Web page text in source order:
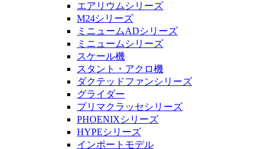
エアリウムシリーズ
M24シリーズ
ミニュームADシリーズ
ミニュームシリーズ
スケール機
スタント・アクロ機
ダクテッドファンシリーズ
グライダー
プリマクラッセシリーズ
PHOENIXシリーズ
HYPEシリーズ
インポートモデル